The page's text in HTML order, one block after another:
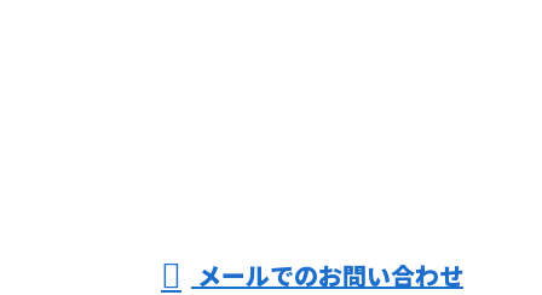
メールでのお問い合わせ